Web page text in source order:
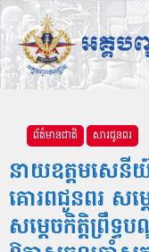
ព័ត៌មានជាតិ សារជូនពរ
នាយឧត្ដមសេនី
គោរពជូនពរ ស
សម្ដេចកិត្តិព្រឹទ្